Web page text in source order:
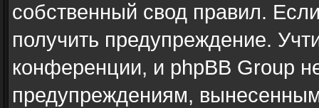
собственный свод правил.
получить предупреждение.
конференции, и phpBB Group
предупреждениям,